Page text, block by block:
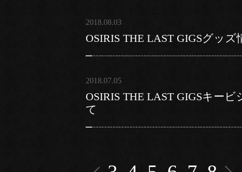
2018.08.03
OSIRIS THE LAST GIGSグッズ
2018.07.05
OSIRIS THE LAST GIGSキー
て